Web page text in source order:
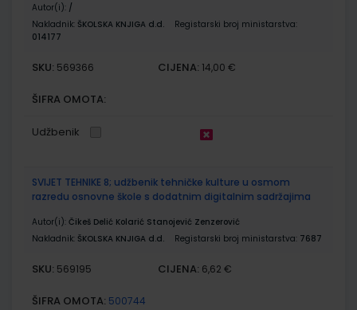
Autor(i): /
Nakladnik: ŠKOLSKA KNJIGA d.d.
Registarski broj ministarstva:
014177
SKU: 569366 CIJENA: 14,00 €
ŠIFRA OMOTA:
Udžbenik
SVIJET TEHNIKE 8; udžbenik tehničke kulture u osmom
razredu osnovne škole s dodatnim digitalnim sadržajima
Autor(i): Čikeš Delić Kolarić Stanojević Zenzerović
Nakladnik: ŠKOLSKA KNJIGA d.d. Registarski broj ministarstva: 7687
SKU: 569195 CIJENA: 6,62 €
ŠIFRA OMOTA: 500744